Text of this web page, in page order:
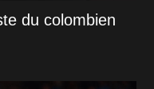
du colombien